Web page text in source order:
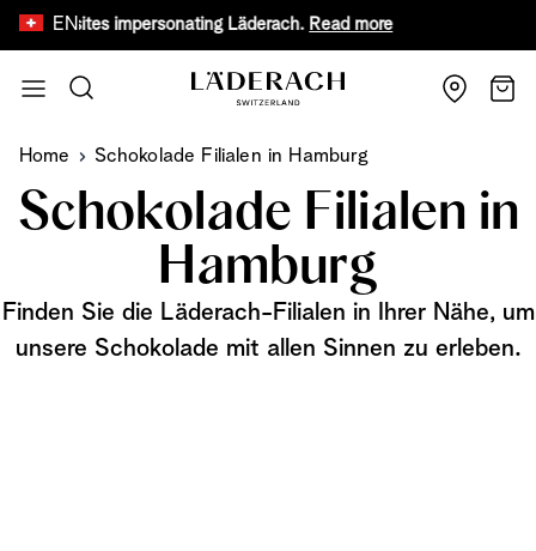
EN
websites impersonating Läderach.Read moreLimited time
Search
Cart
Home Schokolade Filialen in Hamburg
Schokolade Filialen in
Hamburg
Finden Sie die Läderach-Filialen in Ihrer Nähe, um
unsere Schokolade mit allen Sinnen zu erleben.